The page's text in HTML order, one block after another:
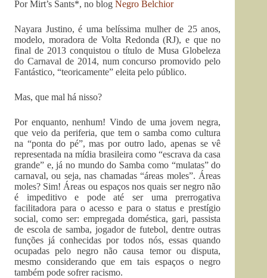
Por Mirt’s Sants*, no blog Negro Belchior
Nayara Justino, é uma belíssima mulher de 25 anos,
modelo, moradora de Volta Redonda (RJ), e que no
final de 2013 conquistou o título de Musa Globeleza
do Carnaval de 2014, num concurso promovido pelo
Fantástico, “teoricamente” eleita pelo público.
Mas, que mal há nisso?
Por enquanto, nenhum! Vindo de uma jovem negra,
que veio da periferia, que tem o samba como cultura
na “ponta do pé”, mas por outro lado, apenas se vê
representada na mídia brasileira como “escrava da casa
grande” e, já no mundo do Samba como “mulatas” do
carnaval, ou seja, nas chamadas “áreas moles”. Áreas
moles? Sim! Áreas ou espaços nos quais ser negro não
é impeditivo e pode até ser uma prerrogativa
facilitadora para o acesso e para o status e prestígio
social, como ser: empregada doméstica, gari, passista
de escola de samba, jogador de futebol, dentre outras
funções já conhecidas por todos nós, essas quando
ocupadas pelo negro não causa temor ou disputa,
mesmo considerando que em tais espaços o negro
também pode sofrer racismo.